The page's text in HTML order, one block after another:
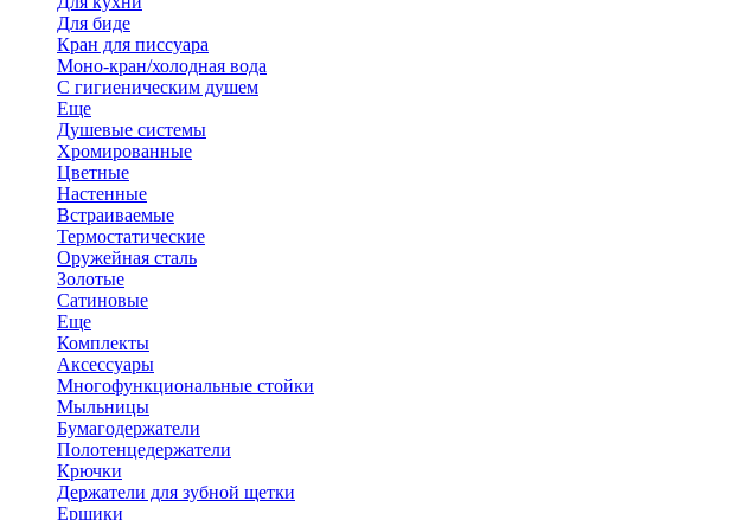
Для биде
Кран для писсуара
Моно-кран/холодная вода
С гигиеническим душем
Еще
Душевые системы
Хромированные
Цветные
Настенные
Встраиваемые
Термостатические
Оружейная сталь
Золотые
Сатиновые
Еще
Комплекты
Аксессуары
Многофункциональные стойки
Мыльницы
Бумагодержатели
Полотенцедержатели
Крючки
Держатели для зубной щетки
Ершики